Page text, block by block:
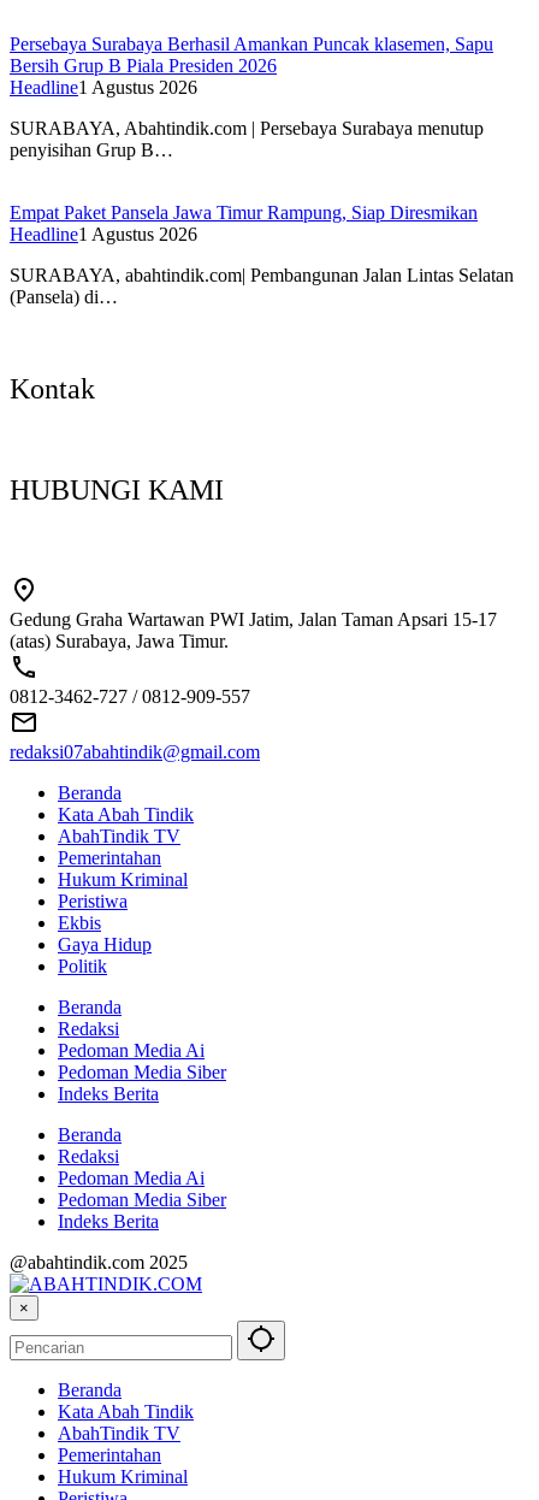
Persebaya Surabaya Berhasil Amankan Puncak klasemen, Sapu
Bersih Grup B Piala Presiden 2026
Headline1 Agustus 2026
SURABAYA, Abahtindik.com | Persebaya Surabaya menutup
penyisihan Grup B…
Empat Paket Pansela Jawa Timur Rampung, Siap Diresmikan
Headline1 Agustus 2026
SURABAYA, abahtindik.com| Pembangunan Jalan Lintas Selatan
(Pansela) di…
Kontak
HUBUNGI KAMI
Gedung Graha Wartawan PWI Jatim, Jalan Taman Apsari 15-17
(atas) Surabaya, Jawa Timur.
0812-3462-727 / 0812-909-557
redaksi07abahtindik@gmail.com
Beranda
Kata Abah Tindik
AbahTindik TV
Pemerintahan
Hukum Kriminal
Peristiwa
Ekbis
Gaya Hidup
Politik
Beranda
Redaksi
Pedoman Media Ai
Pedoman Media Siber
Indeks Berita
Beranda
Redaksi
Pedoman Media Ai
Pedoman Media Siber
Indeks Berita
@abahtindik.com 2025
×
Beranda
Kata Abah Tindik
AbahTindik TV
Pemerintahan
Hukum Kriminal